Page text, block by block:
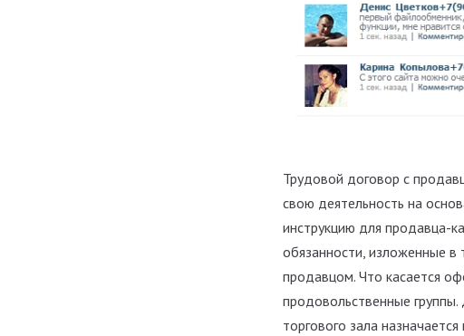
Трудовой договор с
свою деятельность на
инструкцию для продавца-
обязанности, изложенные в
продавцом. Что касается
продовольственные
торгового зала